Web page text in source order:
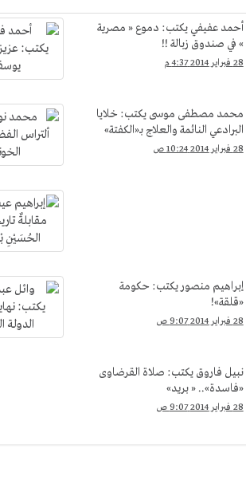
أحمد عفيفي يكتب: دموع « مصرية
» في صندوق زبالة !!
28 فبراير 2014 4:37 م
محمد مصطفى موسى يكتب: خلايا
البرادعي النائمة والعلاج بـ«الكفتة»
28 فبراير 2014 10:24 ص
إبراهيم منصور يكتب: حكومة
«قلقة»!
28 فبراير 2014 9:07 ص
نبيل فاروق يكتب: صلاة القرضاوى
«فاسدة».. « بريد»
28 فبراير 2014 9:07 ص